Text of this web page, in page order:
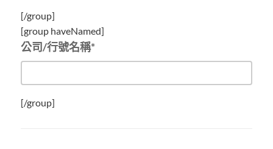
[/group]
[group haveNamed]
公司/行號名稱*
[/group]